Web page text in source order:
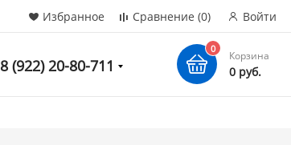
Избранное Сравнение (0) Войти
8 (922) 20-80-711
0
Корзина
0 руб.